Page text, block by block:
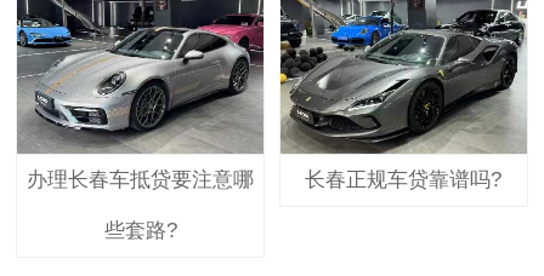
办理长春车抵贷要注意哪
些套路?
长春正规车贷靠谱吗?